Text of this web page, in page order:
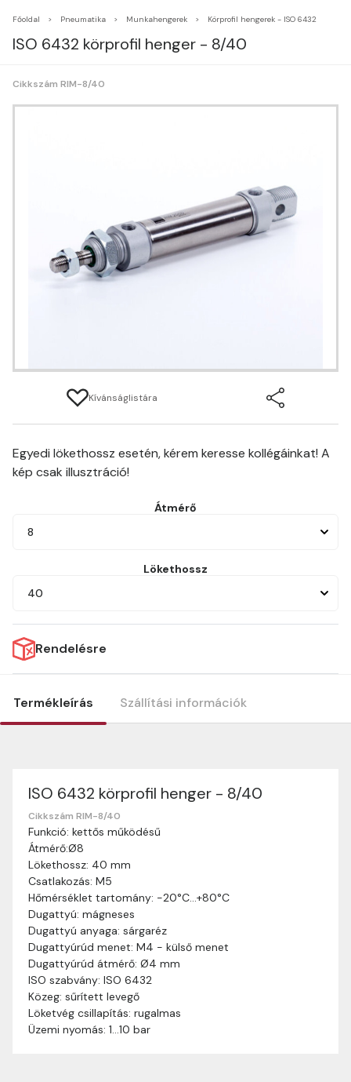
Főoldal Pneumatika Munkahengerek Körprofil hengerek - ISO 6432
ISO 6432 körprofil henger - 8/40
Cikkszám RIM-8/40
Kívánságlistára
Egyedi lökethossz esetén, kérem keresse kollégáinkat! A
kép csak illusztráció!
Átmérő
8
Lökethossz
40
Rendelésre
Termékleírás Szállítási információk
ISO 6432 körprofil henger - 8/40
Cikkszám RIM-8/40
Funkció: kettős működésű
Átmérő:Ø8
Lökethossz: 40 mm
Csatlakozás: M5
Hőmérséklet tartomány: -20°C…+80°C
Dugattyú: mágneses
Dugattyú anyaga: sárgaréz
Dugattyúrúd menet: M4 - külső menet
Dugattyúrúd átmérő: Ø4 mm
ISO szabvány: ISO 6432
Közeg: sűrített levegő
Löketvég csillapítás: rugalmas
Üzemi nyomás: 1…10 bar
Szállítási információk
Nagyon köszönjük, hogy webshopunkat választottátok
vásárlásaitokhoz. Az alábbiakban megtaláljátok szállítási
információinkat, hogy a vásárlásotok gördülékenyen és
zökkenőmentesen történhessen.
Szállítási idő:Általában a megrendeléseket 2-5
munkanapon belül kézbesítjük. Amennyiben
valamilyen okból kifolyólag a szállítás hosszabb
ideig tart, előre értesítünk benneteket.
Szállítási díj:A szállítási díj függ a termék súlyától
és a szállítási cím távolságától. A pontos szállítási
díjat a vásárlás folyamata során megtekinthetitek,
mielőtt a rendelést véglegesítitek.